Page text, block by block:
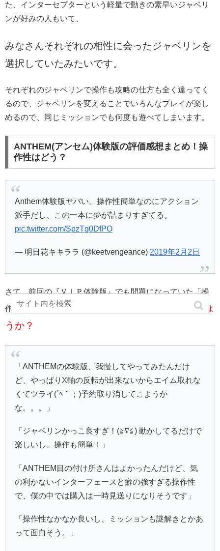
た、インターセプターという軽量で動きの素早いジャベリ
ンが好みの人もいて、
みなさんそれぞれの相性に会ったジャベリンを
選択していたみたいです。
それぞれのジャベリンで操作も攻略の仕方も全く違ってく
るので、ジャベリンを変えることでいろんなプレイが楽し
めるので、同じミッションでも何度も遊べてしまいます。
ANTHEM(アンセム)体験版の評価感想まとめ！操
作性はどう？
Anthem体験版ヤバい。操作性簡単なのにアクション
派手だし、この一本に夢が詰まりすぎてる。
pic.twitter.com/SpzTg0DfPO
— 明日花キキララ (@keetvengeance) 2019年2月2日
さて、前回の『ＶＩＰ体験版』でも問題になっていた「操
作性」ですが、今回の体験版ではどうだったでしょ
うか？
「ANTHEMの体験版、我慢してやってみたんだけ
ど、やっぱりX軸の反転が出来ないからエイム取れな
くてツライ(´ﾍ｀；)予約取り消してこようか
な。。。」
「ジャベリンかっこ良すぎ！(≧∇≦) 動かしてるだけで
楽しいし、操作も簡単！」
「ANTHEM目の付け所さんはよかったんだけど、気
の利かないインターフェースと癖の強すぎる操作性
で、僕の中では購入は一時見送りになりそうです」
「操作性なかなか良いし、ミッションも謎解きとかあ
って面白そう。」